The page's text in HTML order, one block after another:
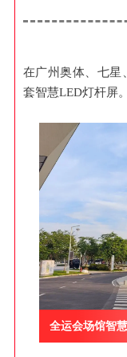
在广州奥体、七星
套智慧LED灯杆屏。
全运会场馆智